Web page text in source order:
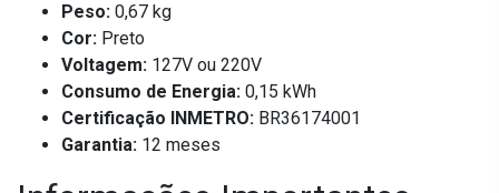
Peso: 0,67 kg
Cor: Preto
Voltagem: 127V ou 220V
Consumo de Energia: 0,15 kWh
Certificação INMETRO: BR36174001
Garantia: 12 meses